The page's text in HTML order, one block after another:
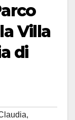
Villa
di
,